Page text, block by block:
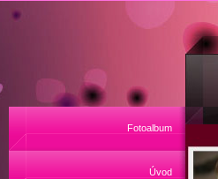
Fotoalbum
Úvod